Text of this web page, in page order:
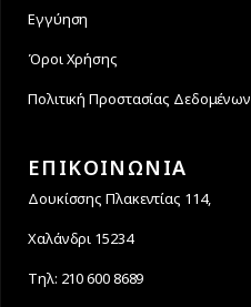
Εγγύηση
Όροι Χρήσης
Πολιτική Προστασίας Δεδομένων
ΕΠΙΚΟΙΝΩΝΙΑ
Δουκίσσης Πλακεντίας 114,
Χαλάνδρι 15234
Τηλ: 210 600 8689